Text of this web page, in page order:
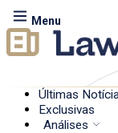
Menu
Últimas
Exclusivas
Análises